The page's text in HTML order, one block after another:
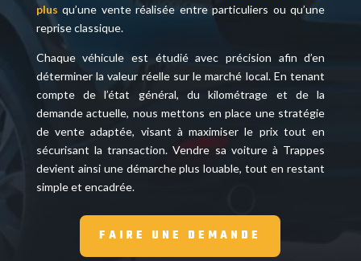
plus qu’une vente réalisée entre particuliers ou qu’une
reprise classique.
Chaque véhicule est étudié avec précision afin d’en
déterminer la valeur réelle sur le marché local. En tenant
compte de l’état général, du kilométrage et de la
demande actuelle, nous mettons en place une stratégie
de vente adaptée, visant à maximiser le prix tout en
sécurisant la transaction. Vendre sa voiture à Trappes
devient ainsi une démarche plus louable, tout en restant
simple et encadrée.
FAIRE UNE DEMANDE